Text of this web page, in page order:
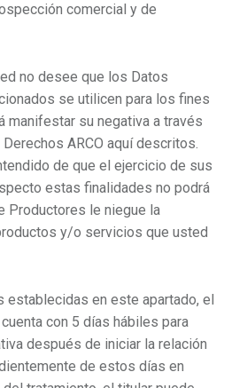
comercial y de
no desee que los Datos
se utilicen para los fines
manifestar su negativa a través
ARCO aquí descritos.
de que el ejercicio de sus
estas finalidades no podrá
Productores le niegue la
y/o servicios que usted
establecidas en este apartado, el
con 5 días hábiles para
después de iniciar la relación
de estos días en